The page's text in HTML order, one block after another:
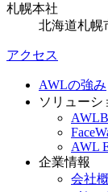
札幌本社
北海道札幌
アクセス
AWLの強み
ソリューシ
AWL
企業情報
会社